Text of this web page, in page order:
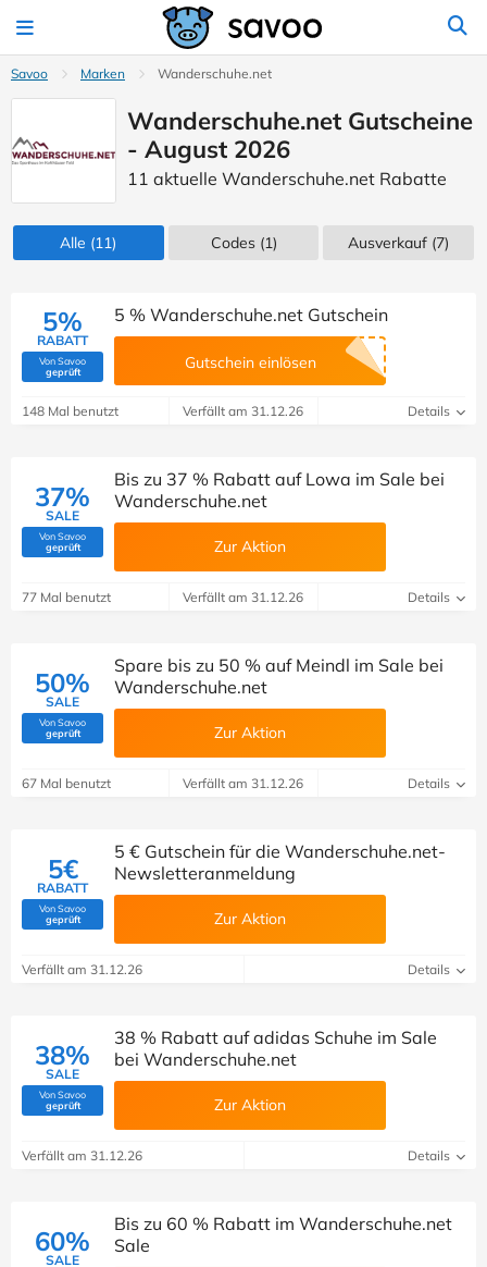
Savoo Marken Wanderschuhe.net
Wanderschuhe.net Gutscheine
- August 2026
11 aktuelle Wanderschuhe.net Rabatte
Alle (11) Codes(1) Ausverkauf (7)
5%
RABATT
Von Savoo
geprüft(Von Savoo geprüft)
5 % Wanderschuhe.net Gutschein
Gutschein einlösen
148 Mal benutzt Verfällt am 31.12.26 Details
37%
SALE
Von Savoo
geprüft(Von Savoo geprüft)
Bis zu 37 % Rabatt auf Lowa im Sale bei
Wanderschuhe.net
Zur Aktion
77 Mal benutzt Verfällt am 31.12.26 Details
50%
SALE
Von Savoo
geprüft(Von Savoo geprüft)
Spare bis zu 50 % auf Meindl im Sale bei
Wanderschuhe.net
Zur Aktion
67 Mal benutzt Verfällt am 31.12.26 Details
5€
RABATT
Von Savoo
geprüft(Von Savoo geprüft)
5 € Gutschein für die Wanderschuhe.net-
Newsletteranmeldung
Zur Aktion
Verfällt am 31.12.26 Details
38%
SALE
Von Savoo
geprüft(Von Savoo geprüft)
38 % Rabatt auf adidas Schuhe im Sale
bei Wanderschuhe.net
Zur Aktion
Verfällt am 31.12.26 Details
60%
SALE
Bis zu 60 % Rabatt im Wanderschuhe.net
Sale